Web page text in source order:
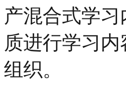
产混合式学
质进行学习
组织。